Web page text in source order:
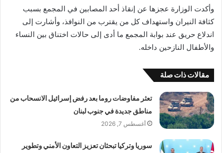
وأكدت الوزارة عجزها عن إنقاذ أحد المصابين في المجمع بسبب
كثافة النيران واستهداف كل من يقترب من النوافذ، وأشارت إلى
اندلاع حريق عند بوابة المجمع ما أدى إلى حالات اختناق بين النساء
والأطفال النازحين داخله.
مقالات ذات صلة
تعثر مفاوضات روما بعد رفض إسرائيل الانسحاب من
مناطق جديدة في جنوب لبنان
أغسطس 7, 2026
سوريا وتركيا تبحثان تعزيز التعاون الأمني وتطوير